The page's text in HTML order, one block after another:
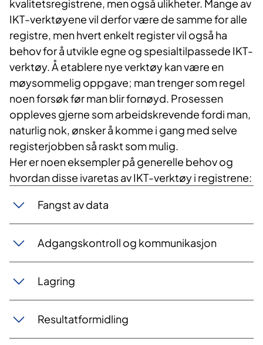
kvalitetsregistrene, men også ulikheter. Mange av
IKT-verktøyene vil derfor være de samme for alle
registre, men hvert enkelt register vil også ha
behov for å utvikle egne og spesialtilpassede IKT-
verktøy. Å etablere nye verktøy kan være en
møysommelig oppgave; man trenger som regel
noen forsøk før man blir fornøyd. Prosessen
oppleves gjerne som arbeidskrevende fordi man,
naturlig nok, ønsker å komme i gang med selve
registerjobben så raskt som mulig.
Her er noen eksempler på generelle behov og
hvordan disse ivaretas av IKT-verktøy i registrene:
Fangst av data
Adgangskontroll og kommunikasjon
Lagring
Resultatformidling